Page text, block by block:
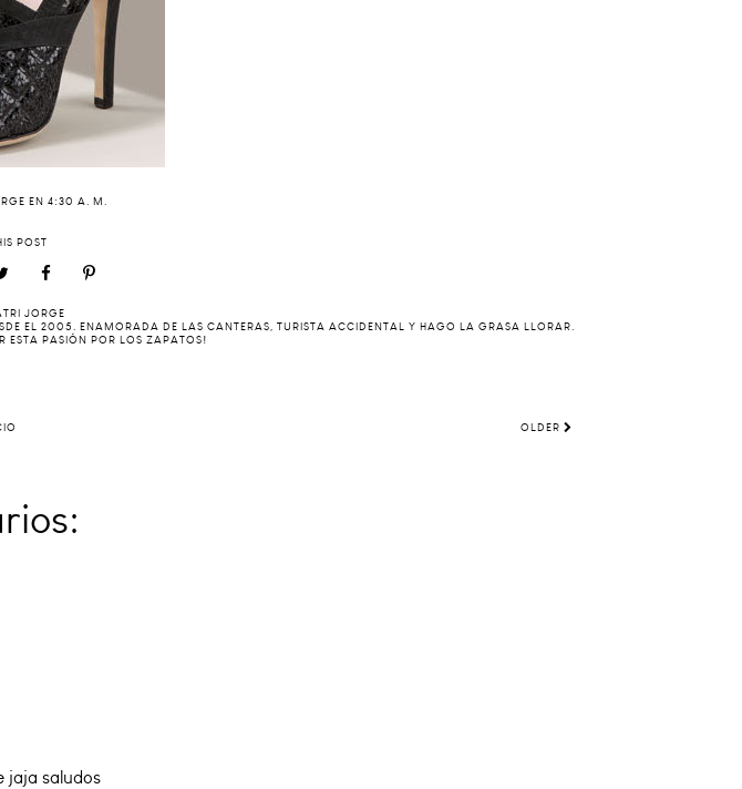
EN 4:30 A. M.
POST
JORGE
EL 2005. ENAMORADA DE LAS CANTERAS, TURISTA ACCIDENTAL Y HAGO LA GRASA LLORAR.
ESTA PASIÓN POR LOS ZAPATOS!
OLDER
jaja saludos